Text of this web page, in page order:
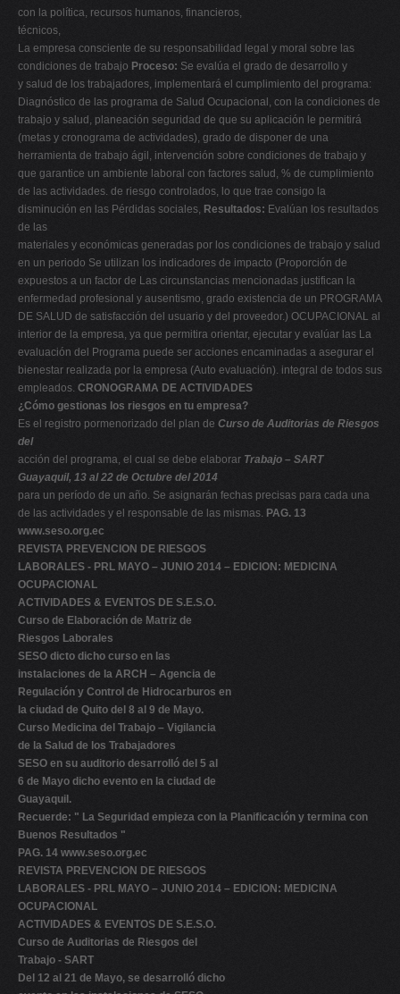
con la política, recursos humanos, financieros,
técnicos,
La empresa consciente de su responsabilidad legal y moral sobre las
condiciones de trabajo Proceso: Se evalúa el grado de desarrollo y
y salud de los trabajadores, implementará el cumplimiento del programa:
Diagnóstico de las programa de Salud Ocupacional, con la condiciones de
trabajo y salud, planeación seguridad de que su aplicación le permitirá
(metas y cronograma de actividades), grado de disponer de una
herramienta de trabajo ágil, intervención sobre condiciones de trabajo y
que garantice un ambiente laboral con factores salud, % de cumplimiento
de las actividades. de riesgo controlados, lo que trae consigo la
disminución en las Pérdidas sociales, Resultados: Evalúan los resultados
de las
materiales y económicas generadas por los condiciones de trabajo y salud
en un periodo Se utilizan los indicadores de impacto (Proporción de
expuestos a un factor de Las circunstancias mencionadas justifican la
enfermedad profesional y ausentismo, grado existencia de un PROGRAMA
DE SALUD de satisfacción del usuario y del proveedor.) OCUPACIONAL al
interior de la empresa, ya que permitira orientar, ejecutar y evalúar las La
evaluación del Programa puede ser acciones encaminadas a asegurar el
bienestar realizada por la empresa (Auto evaluación). integral de todos sus
empleados. CRONOGRAMA DE ACTIVIDADES
¿Cómo gestionas los riesgos en tu empresa?
Es el registro pormenorizado del plan de Curso de Auditorias de Riesgos
del
acción del programa, el cual se debe elaborar Trabajo – SART
Guayaquil, 13 al 22 de Octubre del 2014
para un período de un año. Se asignarán fechas precisas para cada una
de las actividades y el responsable de las mismas. PAG. 13
www.seso.org.ec
REVISTA PREVENCION DE RIESGOS
LABORALES - PRL MAYO – JUNIO 2014 – EDICION: MEDICINA
OCUPACIONAL
ACTIVIDADES & EVENTOS DE S.E.S.O.
Curso de Elaboración de Matriz de
Riesgos Laborales
SESO dicto dicho curso en las
instalaciones de la ARCH – Agencia de
Regulación y Control de Hidrocarburos en
la ciudad de Quito del 8 al 9 de Mayo.
Curso Medicina del Trabajo – Vigilancia
de la Salud de los Trabajadores
SESO en su auditorio desarrolló del 5 al
6 de Mayo dicho evento en la ciudad de
Guayaquil.
Recuerde: " La Seguridad empieza con la Planificación y termina con
Buenos Resultados "
PAG. 14 www.seso.org.ec
REVISTA PREVENCION DE RIESGOS
LABORALES - PRL MAYO – JUNIO 2014 – EDICION: MEDICINA
OCUPACIONAL
ACTIVIDADES & EVENTOS DE S.E.S.O.
Curso de Auditorias de Riesgos del
Trabajo - SART
Del 12 al 21 de Mayo, se desarrolló dicho